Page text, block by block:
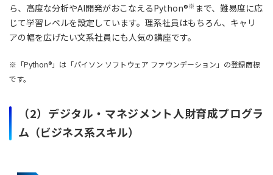
ら、高度な分析やAI開発がおこなえるPython®※ まで、難易度に応
じて学習レベルを設定しています。理系社員はもちろん、キャリ
アの幅を広げたい文系社員にも人気の講座です。
※「Python®」は「パイソン ソフトウェア ファウンデーション」の登録商標
です。
（2）デジタル・マネジメント人財育成プログラ
ム（ビジネス系スキル）